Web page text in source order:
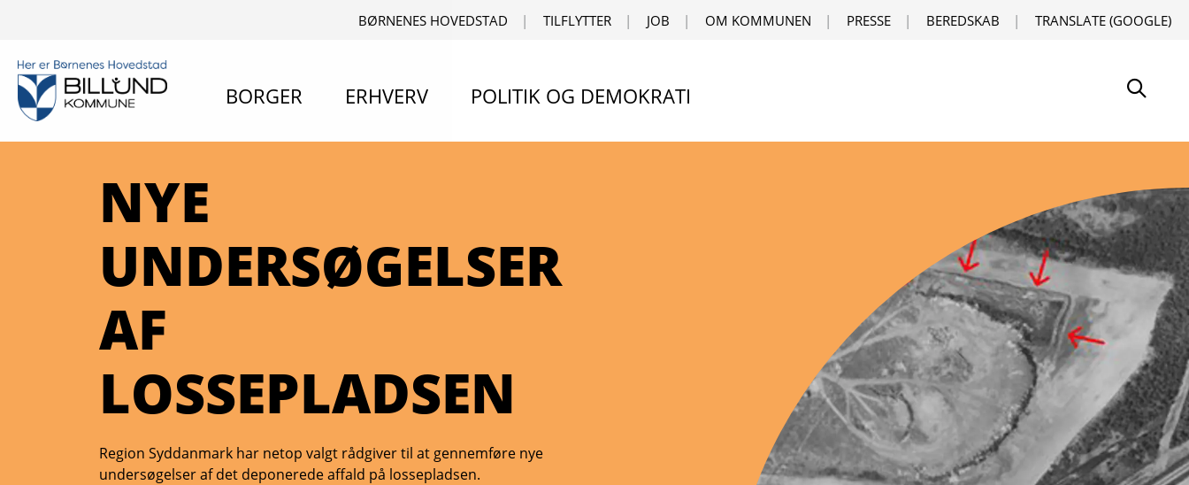
BØRNENES HOVEDSTAD TILFLYTTER JOB OM KOMMUNEN PRESSE BEREDSKAB TRANSLATE (GOOGLE)
BORGER ERHVERV POLITIK OG DEMOKRATI Søg
NYE
UNDERSØGELSER
AF
LOSSEPLADSEN
Region Syddanmark har netop valgt rådgiver til at gennemføre nye
undersøgelser af det deponerede affald på lossepladsen.